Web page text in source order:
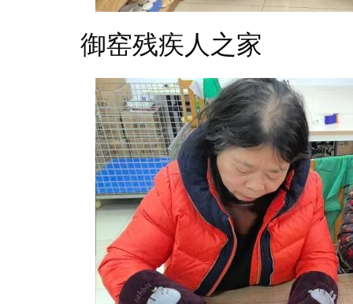
御窑残疾人之家